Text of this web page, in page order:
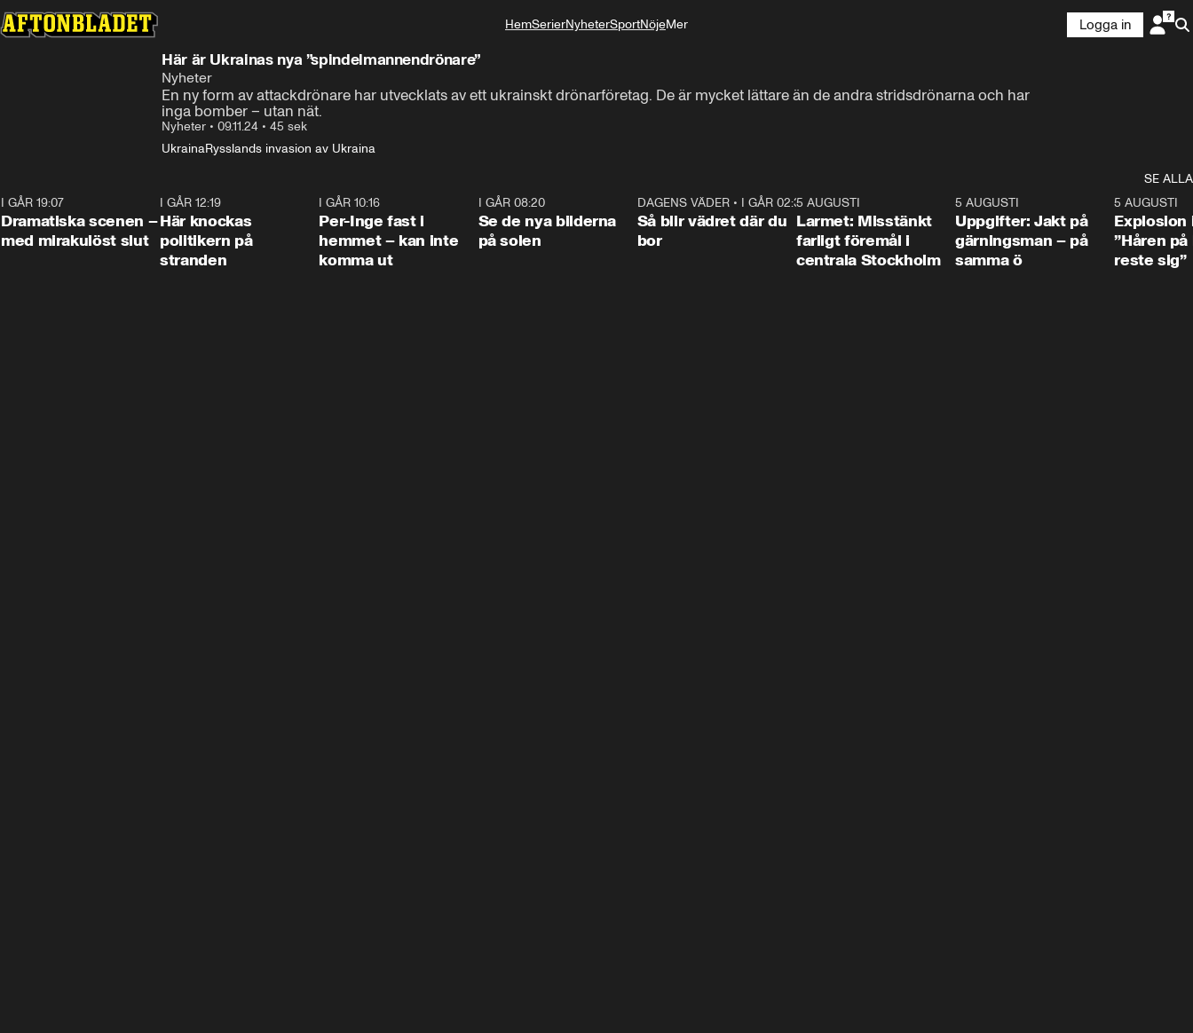
HemSerierNyheterSportNöjeMer
Logga in
Här är Ukrainas nya ”spindelmannendrönare”
Nyheter
En ny form av attackdrönare har utvecklats av ett ukrainskt drönarföretag. De är mycket lättare än de andra stridsdrönarna och har
inga bomber – utan nät.
Nyheter • 09.11.24 • 45 sek
UkrainaRysslands invasion av Ukraina
SE ALLA
I GÅR 19:07
Dramatiska scenen –
med mirakulöst slut
I GÅR 12:19
Här knockas
politikern på
stranden
I GÅR 10:16
Per-Inge fast i
hemmet – kan inte
komma ut
I GÅR 08:20
Se de nya bilderna
på solen
1:06
DAGENS VÄDER• I GÅR 02:30
Så blir vädret där du
bor
0:35
5 AUGUSTI
Larmet: Misstänkt
farligt föremål i
centrala Stockholm
0:33
5 AUGUSTI
Uppgifter: Jakt på
gärningsman – på
samma ö
5 AUGUSTI
Explosion
”Håren
reste sig”